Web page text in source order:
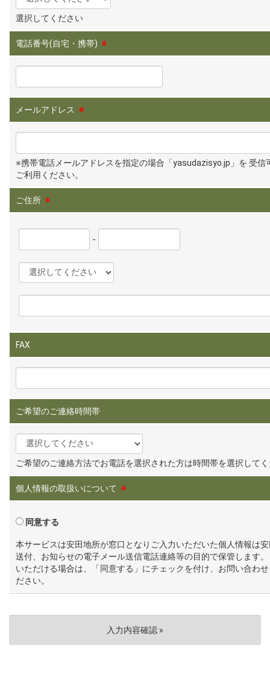
選択してください
電話番号(自宅・携帯) ※
メールアドレス ※
※携帯電話メールアドレスを指定の場合「yasudazisyo.jp」を 受信
ご利用ください。
ご住所 ※
-
FAX
ご希望のご連絡時間帯
ご希望のご連絡方法でお電話を選択された方は時間帯を選択して
個人情報の取扱いについて ※
同意する
本サービスは安田地所が窓口となりご入力いただいた個人情報は
送付、お知らせの電子メール送信電話連絡等の目的で保管します
いただける場合は、「同意する」にチェックを付け、お問い合わ
ださい。